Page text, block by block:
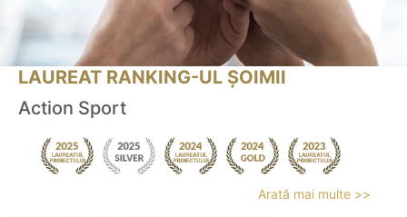
LAUREAT RANKING-UL ȘOIMII
Action Sport
Arată mai multe >>